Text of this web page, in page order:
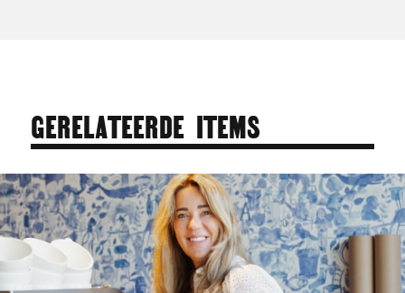
GERELATEERDE ITEMS